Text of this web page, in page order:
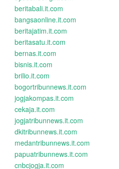
beritabali.it.com
bangsaonline.it.com
beritajatim.it.com
beritasatu.it.com
bernas.it.com
bisnis.it.com
brilio.it.com
bogortribunnews.it.com
jogjakompas.it.com
cekaja.it.com
jogjatribunnews.it.com
dkitribunnews.it.com
medantribunnews.it.com
papuatribunnews.it.com
cnbcjogja.it.com